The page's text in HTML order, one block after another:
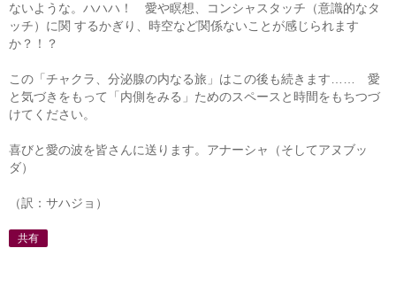
ないような。ハハハ！ 愛や瞑想、コンシャスタッチ（意識的なタ
ッチ）に関 するかぎり、時空など関係ないことが感じられます
か？！？
この「チャクラ、分泌腺の内なる旅」はこの後も続きます…… 愛
と気づきをもって「内側をみる」ためのスペースと時間をもちつづ
けてください。
喜びと愛の波を皆さんに送ります。アナーシャ（そしてアヌブッ
ダ）
（訳：サハジョ）
共有